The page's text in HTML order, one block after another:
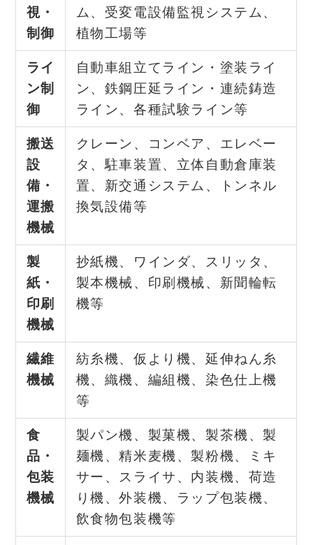
視・
制御
ム、受変電設備監視システム、
植物工場等
ライ
ン制
御
自動車組立てライン・塗装ライ
ン、鉄鋼圧延ライン・連続鋳造
ライン、各種試験ライン等
搬送
設
備・
運搬
機械
クレーン、コンベア、エレベー
タ、駐車装置、立体自動倉庫装
置、新交通システム、トンネル
換気設備等
製
紙・
印刷
機械
抄紙機、ワインダ、スリッタ、
製本機械、印刷機械、新聞輪転
機等
繊維
機械
紡糸機、仮より機、延伸ねん糸
機、織機、編組機、染色仕上機
等
食
品・
包装
機械
製パン機、製菓機、製茶機、製
麺機、精米麦機、製粉機、ミキ
サー、スライサ、内装機、荷造
り機、外装機、ラップ包装機、
飲食物包装機等